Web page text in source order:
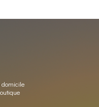
domicile